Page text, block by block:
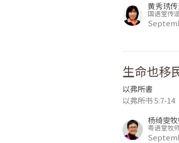
黄秀琇
国语堂传
生命也移
以弗所書
以弗所书 5:7-14
杨绮雯
粤语堂牧